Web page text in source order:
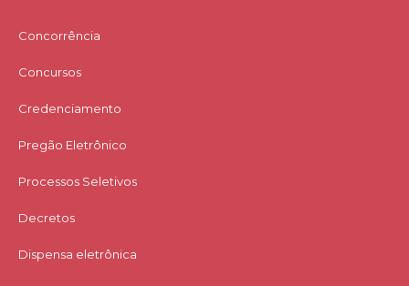
Concorrência
Concursos
Credenciamento
Pregão Eletrônico
Processos Seletivos
Decretos
Dispensa eletrônica